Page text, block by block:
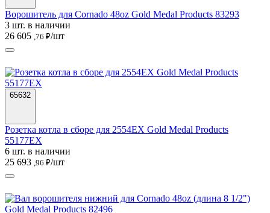
Ворошитель для Cornado 48oz Gold Medal Products 83293
3 шт. в наличии
26 605 ,76 ₽/шт
65632
Розетка котла в сборе для 2554EX Gold Medal Products
55177EX
6 шт. в наличии
25 693 ,96 ₽/шт